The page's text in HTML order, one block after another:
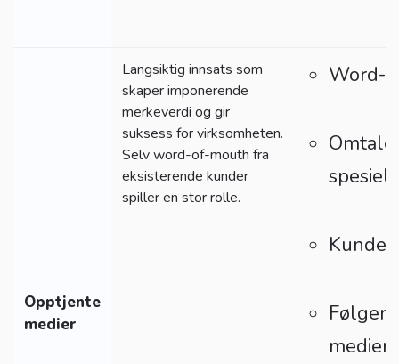
Opptjente
medier
Langsiktig innsats som
skaper imponerende
merkeverdi og gir
suksess for virksomheten.
Selv word-of-mouth fra
eksisterende kunder
spiller en stor rolle.
Word-